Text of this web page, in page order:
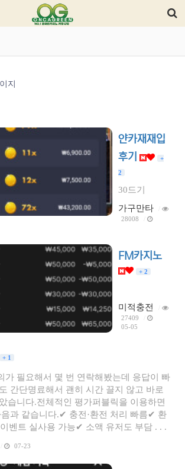
지
얀카재재입
후기
+
2
30드기
가구만타
28008
FM카지노
+ 2
미적충전
27409
05-05
+ 1
가 필요해서 몇 번 연락해봤는데 응답이 빠
간단명료해서 괜히 시간 끌지 않고 바로
습니다.전체적인 평가퍼블릭을 이용하면
과 같습니다.✔ 충전·환전 처리 빠름✔ 환
벤트 실사용 가능✔ 소액 유저도 부담 . . .
07-23